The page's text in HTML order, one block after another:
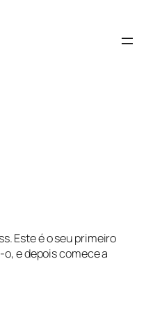
Este é o seu primeiro
e depois comece a